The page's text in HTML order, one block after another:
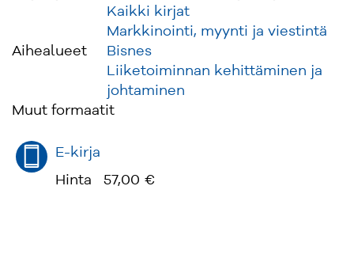
Ground Communicationsia. Matkan varrelle
mahtuvat myös muun muassa McLaren Racing
-pesti Kimi Räikkösen mediavastaavana,
Olympiakomitean viestintäpäällikön tehtävät ja
Publicis Helsinki -mainostoimiston
viestintäjohtajuus.
Aihealueet
Kaikki kirjat
Markkinointi, myynti ja viestintä
Bisnes
Liiketoiminnan kehittäminen ja
johtaminen
Muut formaatit
E-kirja
Hinta
57,00 €